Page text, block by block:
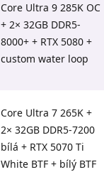
Core Ultra 9 285K OC
+ 2× 32GB DDR5-
8000+ + RTX 5080 +
custom water loop
Core Ultra 7 265K +
2× 32GB DDR5-7200
bílá + RTX 5070 Ti
White BTF + bílý BTF